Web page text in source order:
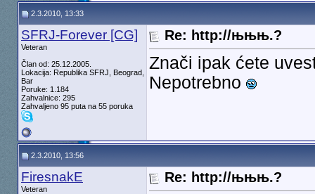
2.3.2010, 13:33
SFRJ-Forever [CG]
Veteran
Član od: 25.12.2005.
Lokacija: Republika SFRJ, Beograd,
Bar
Poruke: 1.184
Zahvalnice: 295
Zahvaljeno 95 puta na 55 poruka
Re: http://њњњ.?
Znači ipak ćete
Nepotrebno
2.3.2010, 13:56
FiresnakE
Veteran
Re: http://њњњ.?